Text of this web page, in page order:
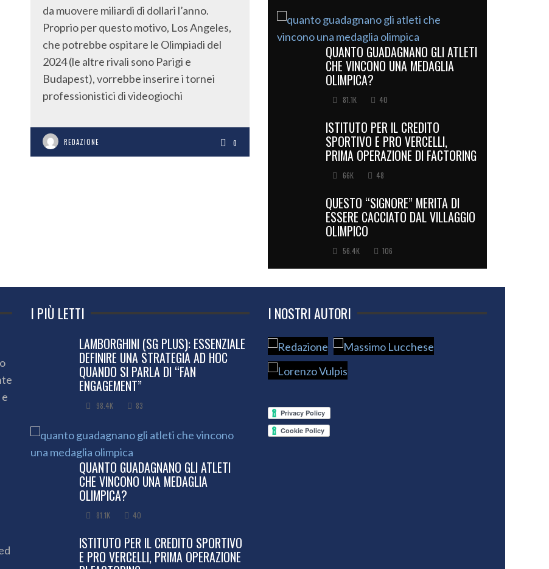
da muovere miliardi di dollari l’anno.
Proprio per questo motivo, Los Angeles,
che potrebbe ospitare le Olimpiadi del
2024 (le altre rivali sono Parigi e
Budapest), vorrebbe inserire i tornei
professionistici di videogiochi
REDAZIONE 0
QUANTO GUADAGNANO GLI ATLETI
CHE VINCONO UNA MEDAGLIA
OLIMPICA?
81.1K 40
ISTITUTO PER IL CREDITO
SPORTIVO E PRO VERCELLI,
PRIMA OPERAZIONE DI FACTORING
66K 48
QUESTO “SIGNORE” MERITA DI
ESSERE CACCIATO DAL VILLAGGIO
OLIMPICO
56.4K 106
I PIÙ LETTI
LAMBORGHINI (SG PLUS): ESSENZIALE
DEFINIRE UNA STRATEGIA AD HOC
QUANDO SI PARLA DI “FAN
ENGAGEMENT”
98.4K 83
QUANTO GUADAGNANO GLI ATLETI
CHE VINCONO UNA MEDAGLIA
OLIMPICA?
81.1K 40
ISTITUTO PER IL CREDITO SPORTIVO
E PRO VERCELLI, PRIMA OPERAZIONE
I NOSTRI AUTORI